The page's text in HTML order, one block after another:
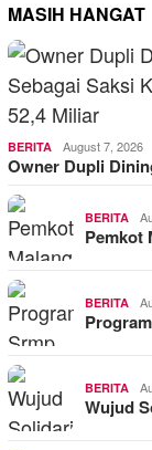
MASIH HANGAT
BERITA August 7, 2026
Owner Dupli
BERITA
Pemkot
BERITA
BERITA
Wujud